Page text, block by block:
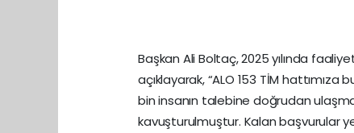
Başkan Ali Boltaç, 2025 yılında
açıklayarak, “ALO 153 TİM
bin insanın talebine doğrudan
kavuşturulmuştur. Kalan başvurular